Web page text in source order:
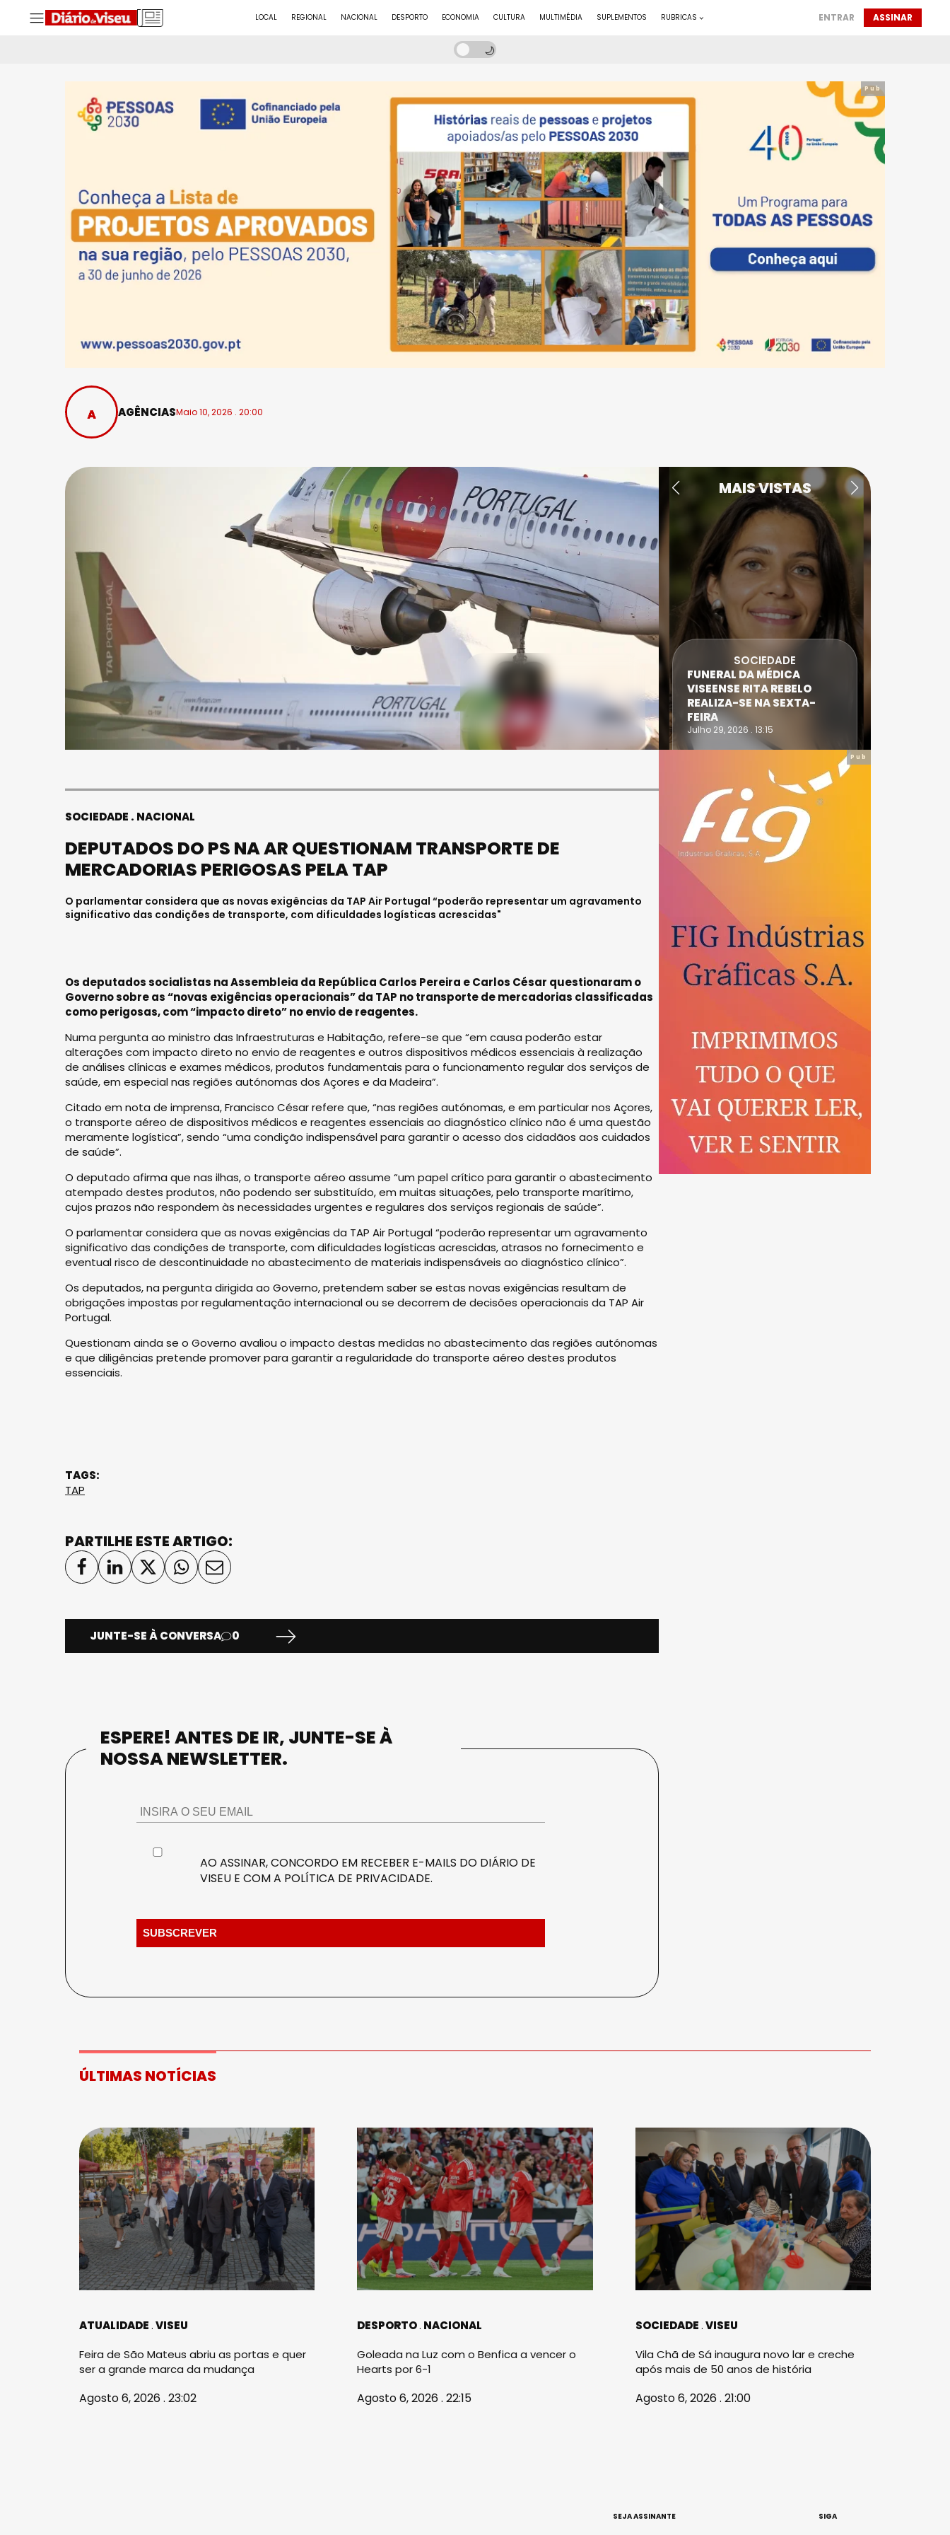
LOCAL REGIONAL NACIONAL DESPORTO ECONOMIA CULTURA MULTIMÉDIA SUPLEMENTOS RUBRICAS ENTRAR ASSINAR
Pub
AGÊNCIASMaio 10, 2026 . 20:00
SOCIEDADE NACIONAL
DEPUTADOS DO PS NA AR QUESTIONAM TRANSPORTE DE
MERCADORIAS PERIGOSAS PELA TAP
O parlamentar considera que as novas exigências da TAP Air Portugal “poderão representar um agravamento
significativo das condições de transporte, com dificuldades logísticas acrescidas"
Os deputados socialistas na Assembleia da República Carlos Pereira e Carlos César questionaram o
Governo sobre as “novas exigências operacionais” da TAP no transporte de mercadorias classificadas
como perigosas, com “impacto direto” no envio de reagentes.
Numa pergunta ao ministro das Infraestruturas e Habitação, refere-se que “em causa poderão estar
alterações com impacto direto no envio de reagentes e outros dispositivos médicos essenciais à realização
de análises clínicas e exames médicos, produtos fundamentais para o funcionamento regular dos serviços de
saúde, em especial nas regiões autónomas dos Açores e da Madeira”.
Citado em nota de imprensa, Francisco César refere que, “nas regiões autónomas, e em particular nos Açores,
o transporte aéreo de dispositivos médicos e reagentes essenciais ao diagnóstico clínico não é uma questão
meramente logística”, sendo “uma condição indispensável para garantir o acesso dos cidadãos aos cuidados
de saúde”.
O deputado afirma que nas ilhas, o transporte aéreo assume “um papel crítico para garantir o abastecimento
atempado destes produtos, não podendo ser substituído, em muitas situações, pelo transporte marítimo,
cujos prazos não respondem às necessidades urgentes e regulares dos serviços regionais de saúde”.
O parlamentar considera que as novas exigências da TAP Air Portugal “poderão representar um agravamento
significativo das condições de transporte, com dificuldades logísticas acrescidas, atrasos no fornecimento e
eventual risco de descontinuidade no abastecimento de materiais indispensáveis ao diagnóstico clínico”.
Os deputados, na pergunta dirigida ao Governo, pretendem saber se estas novas exigências resultam de
obrigações impostas por regulamentação internacional ou se decorrem de decisões operacionais da TAP Air
Portugal.
Questionam ainda se o Governo avaliou o impacto destas medidas no abastecimento das regiões autónomas
e que diligências pretende promover para garantir a regularidade do transporte aéreo destes produtos
essenciais.
TAGS:
TAP
PARTILHE ESTE ARTIGO:
JUNTE-SE À CONVERSA 0
ESPERE! ANTES DE IR, JUNTE-SE À
NOSSA NEWSLETTER.
AO ASSINAR, CONCORDO EM RECEBER E-MAILS DO DIÁRIO DE
VISEU E COM A POLÍTICA DE PRIVACIDADE.
MAIS VISTAS
SOCIEDADE
FALECEU PAULA ALMEIDA,
JOVEM ENFERMEIRA NO
HOSPITAL DE VISEU
Julho 27, 2026 . 11:00
SOCIEDADE
FUNERAL DA MÉDICA
VISEENSE RITA REBELO
REALIZA-SE NA SEXTA-
FEIRA
Julho 29, 2026 . 13:15
Pub
ÚLTIMAS NOTÍCIAS
ATUALIDADE VISEU
Feira de São Mateus abriu as portas e quer
ser a grande marca da mudança
Agosto 6, 2026 . 23:02
DESPORTO NACIONAL
Goleada na Luz com o Benfica a vencer o
Hearts por 6-1
Agosto 6, 2026 . 22:15
SOCIEDADE VISEU
Vila Chã de Sá inaugura novo lar e creche
após mais de 50 anos de história
Agosto 6, 2026 . 21:00
SEJA ASSINANTE SIGA